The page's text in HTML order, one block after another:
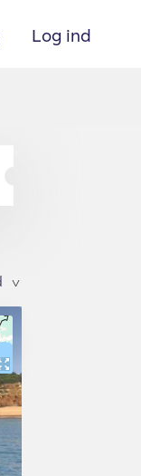
Log ind
>